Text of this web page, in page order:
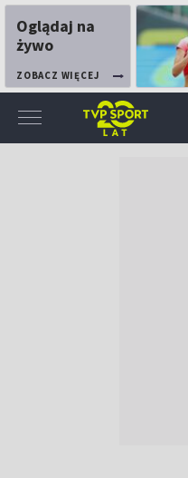
Oglądaj na
żywo
ZOBACZ WIĘCEJ